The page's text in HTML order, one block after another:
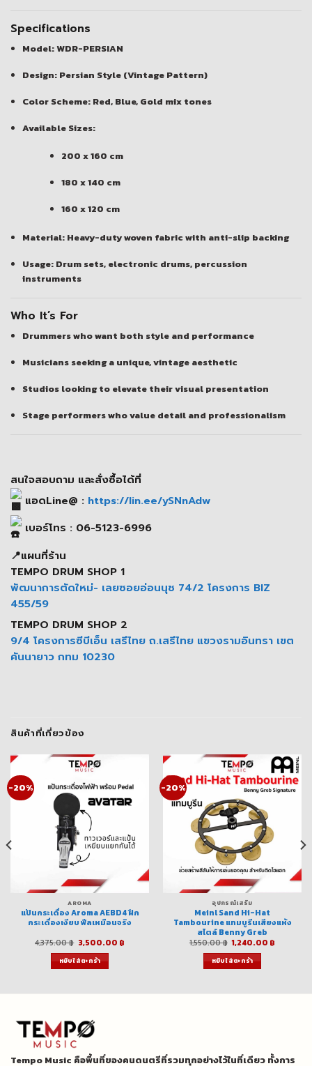
Specifications
Model:WDR-PERSIAN
Design: Persian Style (Vintage Pattern)
Color Scheme: Red, Blue, Gold mix tones
Available Sizes:
200 x 160 cm
180 x 140 cm
160 x 120 cm
Material: Heavy-duty woven fabric with anti-slip backing
Usage: Drum sets, electronic drums, percussion
instruments
Who It’s For
Drummers who want both style and performance
Musicians seeking a unique, vintage aesthetic
Studios looking to elevate their visual presentation
Stage performers who value detail and professionalism
สนใจสอบถาม และสั่งซื้อได้ที่
แอดLine@ : https://lin.ee/ySNnAdw
เบอร์โทร : 06-5123-6996
📍แผนที่ร้าน
TEMPO DRUM SHOP 1
พัฒนาการตัดใหม่- เลยซอยอ่อนนุช 74/2 โครงการ BIZ
455/59
TEMPO DRUM SHOP 2
9/4 โครงการซีบีเอ็น เสรีไทย ถ.เสรีไทย แขวงรามอินทรา เขต
คันนายาว กทม 10230
สินค้าที่เกี่ยวข้อง
-20%
AROMA
แป้นกระเดื่อง Aroma AEBD4 ฝึก
กระเดื่องเงียบ ฟีลเหมือนจริง
4,375.00฿ Original
price
was:
4,375.00 ฿.
3,500.00 ฿Current
หยิบใส่ตะกร้า
-20%
อุปกรณ์เสริม
Meinl Sand Hi-Hat
Tambourine แทมบูรีนเสียงแห้ง
สไตล์ Benny Greb
1,550.00฿ Original
price
was:
1,550.00 ฿.
1,240.00 ฿
หยิบใส่ตะกร้า
Tempo Music คือพื้นที่ของคนดนตรีที่รวมทุกอย่างไว้ในที่เดียว ทั้งการ